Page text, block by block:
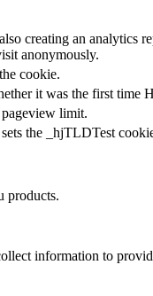
creating an analytics
anonymously.
cookie.
it was the first time
limit.
the _hjTLDTest
products.
information to